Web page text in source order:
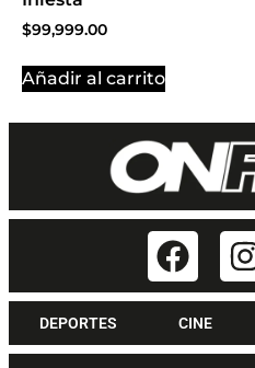
$99,999.00
Añadir al carrito
DEPORTES CINE